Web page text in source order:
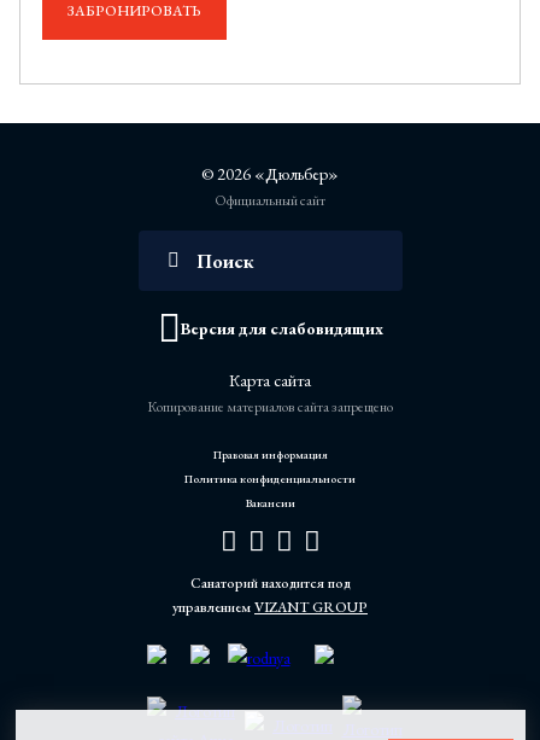
ЗАБРОНИРОВАТЬ
© 2026 «Дюльбер»
Официальный сайт
Версия для слабовидящих
Карта сайта
Копирование материалов сайта запрещено
Правовая информация
Политика конфиденциальности
Вакансии
Санаторий находится под
управлениемVIZANT GROUP